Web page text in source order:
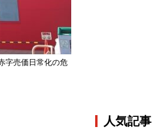
字売価日常化の危
人気記事